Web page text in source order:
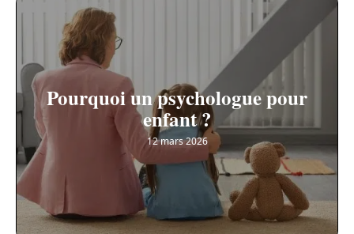
Pourquoi un psychologue pour
enfant ?
12 mars 2026